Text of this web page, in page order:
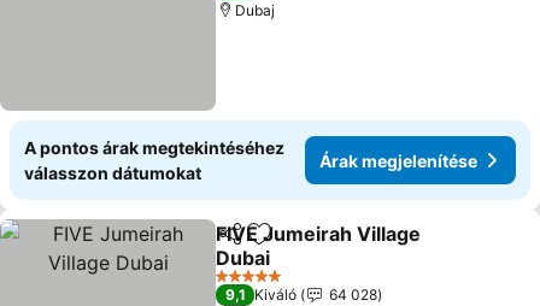
Dubaj
A pontos árak megtekintéséhez
válasszon dátumokat
Árak megjelenítése
Megosztás
Hozzáadás a kedvencekhez
FIVE Jumeirah Village
Dubai
Árak megjelenítése
5 Kategória
9,1 Kiváló
64 028